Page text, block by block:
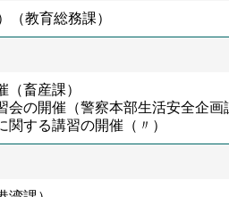
（教育総務課）
畜産課）
の開催（警察本部生活安全企画
する講習の開催（〃）